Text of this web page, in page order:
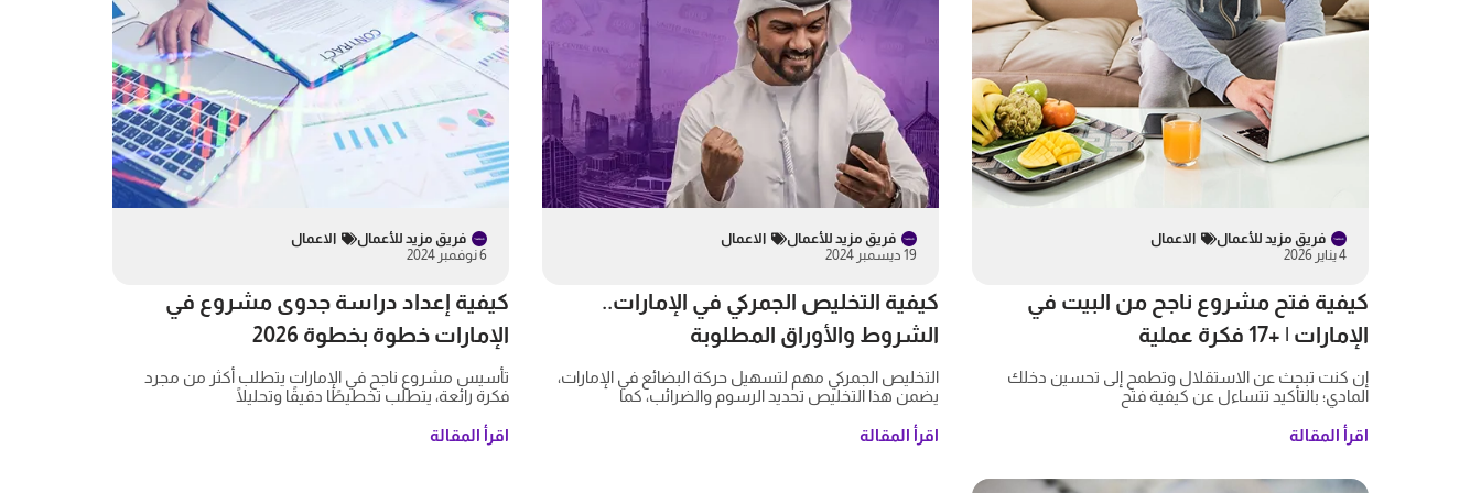
فريق مزيد للأعمال
الاعمال
4 يناير 2026
كيفية فتح مشروع ناجح من البيت في
الإمارات | +17 فكرة عملية
إن كنت تبحث عن الاستقلال وتطمح إلى تحسين دخلك
المادي؛ بالتأكيد تتساءل عن كيفية فتح
اقرأ المقالة
فريق مزيد للأعمال
الاعمال
19 ديسمبر 2024
كيفية التخليص الجمركي في الإمارات..
الشروط والأوراق المطلوبة
التخليص الجمركي مهم لتسهيل حركة البضائع في الإمارات،
يضمن هذا التخليص تحديد الرسوم والضرائب، كما
اقرأ المقالة
فريق مزيد للأعمال
الاعمال
6 نوفمبر 2024
كيفية إعداد دراسة جدوى مشروع في
الإمارات خطوة بخطوة 2026
تأسيس مشروع ناجح في الإمارات يتطلب أكثر من مجرد
فكرة رائعة، يتطلب تخطيطًا دقيقًا وتحليلًا
اقرأ المقالة